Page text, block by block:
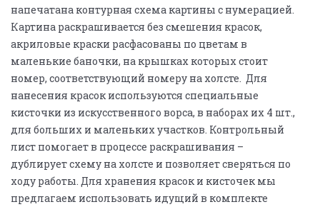
напечатана контурная схема картины с нумерацией.
Картина раскрашивается без смешения красок,
акриловые краски расфасованы по цветам в
маленькие баночки, на крышках которых стоит
номер, соответствующий номеру на холсте. Для
нанесения красок используются специальные
кисточки из искусственного ворса, в наборах их 4 шт.,
для больших и маленьких участков. Контрольный
лист помогает в процессе раскрашивания –
дублирует схему на холсте и позволяет сверяться по
ходу работы. Для хранения красок и кисточек мы
предлагаем использовать идущий в комплекте